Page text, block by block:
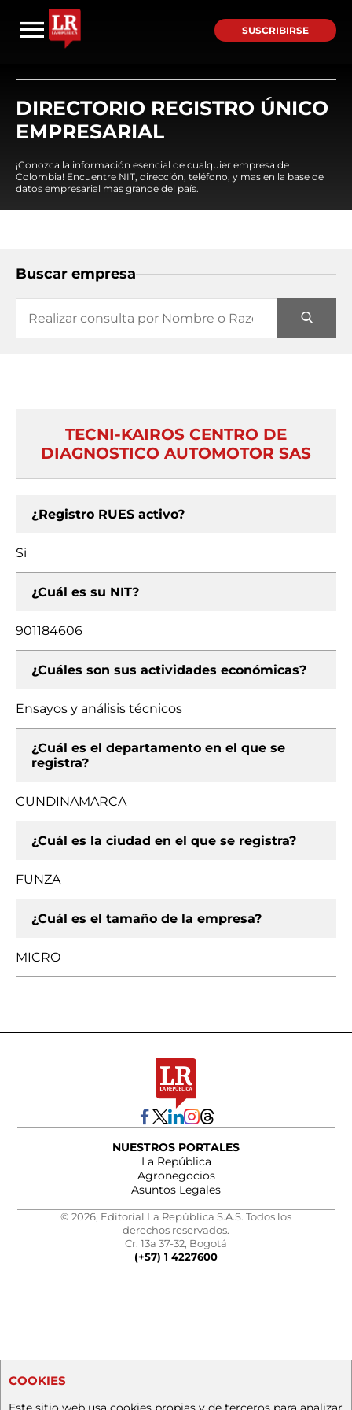
SUSCRIBIRSE
DIRECTORIO REGISTRO ÚNICO
EMPRESARIAL
¡Conozca la información esencial de cualquier empresa de
Colombia! Encuentre NIT, dirección, teléfono, y mas en la base de
datos empresarial mas grande del país.
Buscar empresa
TECNI-KAIROS CENTRO DE
DIAGNOSTICO AUTOMOTOR SAS
¿Registro RUES activo?
Si
¿Cuál es su NIT?
901184606
¿Cuáles son sus actividades económicas?
Ensayos y análisis técnicos
¿Cuál es el departamento en el que se
registra?
CUNDINAMARCA
¿Cuál es la ciudad en el que se registra?
FUNZA
¿Cuál es el tamaño de la empresa?
MICRO
NUESTROS PORTALES
La República
Agronegocios
Asuntos Legales
© 2026, Editorial La República S.A.S. Todos los
derechos reservados.
Cr. 13a 37-32, Bogotá
(+57) 1 4227600
COOKIES